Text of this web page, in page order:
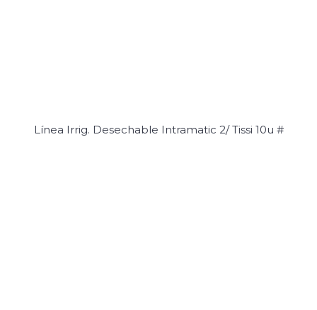
Línea Irrig. Desechable Intramatic 2/ Tissi 10u #